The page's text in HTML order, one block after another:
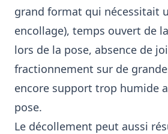
grand format qui nécessitait
encollage), temps ouvert de
lors de la pose, absence de
fractionnement sur de
encore support trop humide
pose.
Le décollement peut aussi